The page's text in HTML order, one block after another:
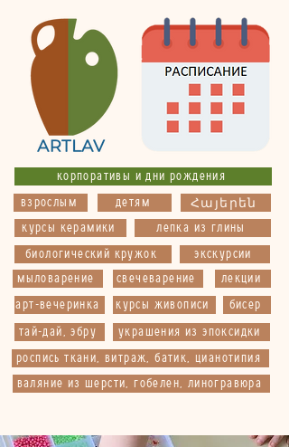
корпоративы и дни рождения
детям
взрослым Հայերեն
украшения из эпоксидки
мыловарение свечеварение
арт-вечеринка бисер
тай-дай, эбру
экскурсии
лепка из глины
роспись ткани, витраж, батик, цианотипия
курсы живописи
лекции
биологический кружок
курсы керамики
валяние из шерсти, гобелен, линогравюра